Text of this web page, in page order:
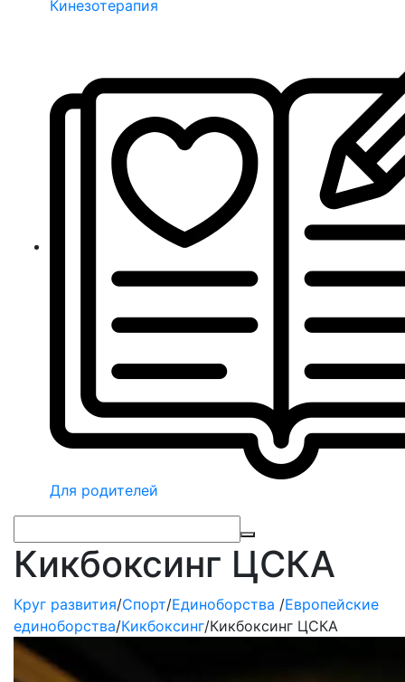
Кинезотерапия
Для родителей
Кикбоксинг ЦСКА
Круг развития/Спорт/Единоборства /Европейские
единоборства/Кикбоксинг/Кикбоксинг ЦСКА